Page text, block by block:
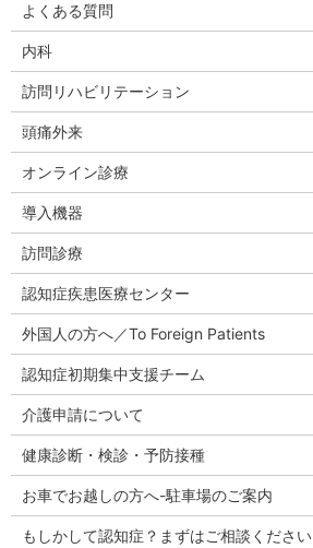
よくある質問
内科
訪問リハビリテーション
頭痛外来
オンライン診療
導入機器
訪問診療
認知症疾患医療センター
外国人の方へ／To Foreign Patients
認知症初期集中支援チーム
介護申請について
健康診断・検診・予防接種
お車でお越しの方へ-駐車場のご案内
もしかして認知症？まずはご相談ください